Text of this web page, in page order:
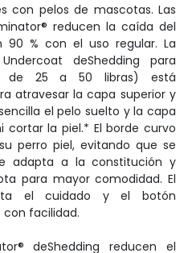
con pelos de mascotas. Las
reducen la caída del
% con el uso regular. La
deShedding para
de 25 a 50 libras) está
atravesar la capa superior y
el pelo suelto y la capa
cortar la piel.* El borde curvo
perro piel, evitando que se
adapta a la constitución y
para mayor comodidad. El
el cuidado y el botón
con facilidad.
deShedding reducen el